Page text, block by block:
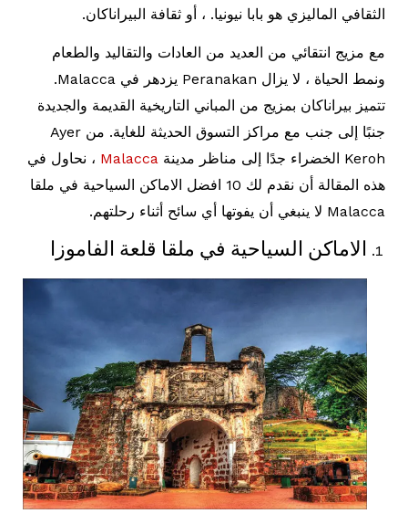
الثقافي الماليزي هو بابا نيونيا. ، أو ثقافة البيراناكان.
مع مزيج انتقائي من العديد من العادات والتقاليد والطعام
ونمط الحياة ، لا يزال Peranakan يزدهر في Malacca.
تتميز بيراناكان بمزيج من المباني التاريخية القديمة والجديدة
جنبًا إلى جنب مع مراكز التسوق الحديثة للغاية. من Ayer
Keroh الخضراء جدًا إلى مناظر مدينة
Malacca ، نحاول في
هذه المقالة أن نقدم لك 10 افضل الاماكن السياحية في ملقا
Malacca لا ينبغي أن يفوتها أي سائح أثناء رحلتهم.
الاماكن السياحية في ملقا قلعة الفاموزا